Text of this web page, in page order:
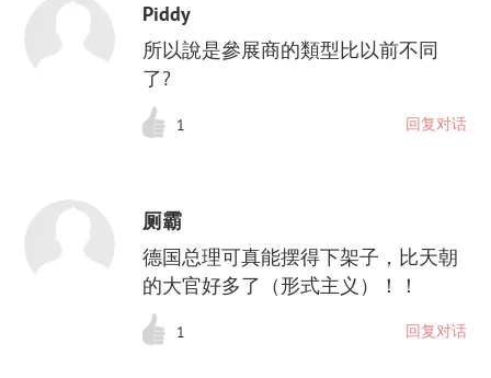
Piddy
所以說是參展商的類型比以前不同
了?
1 回复对话
厕霸
德国总理可真能摆得下架子，比天朝
的大官好多了（形式主义）！！
1 回复对话